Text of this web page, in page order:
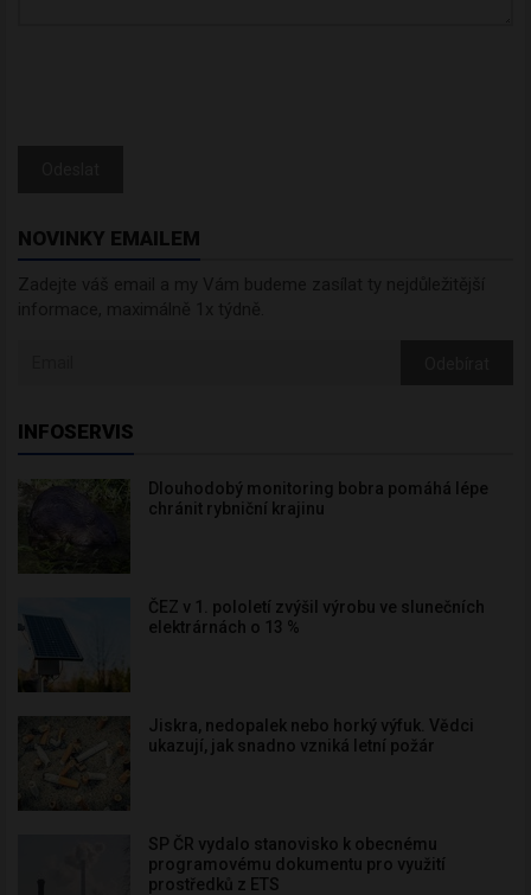
NOVINKY EMAILEM
INFOSERVIS
Dlouhodobý monitoring bobra pomáhá lépe
chránit rybniční krajinu
ČEZ v 1. pololetí zvýšil výrobu ve slunečních
elektrárnách o 13 %
Jiskra, nedopalek nebo horký výfuk. Vědci
ukazují, jak snadno vzniká letní požár
SP ČR vydalo stanovisko k obecnému
programovému dokumentu pro využití
prostředků z ETS